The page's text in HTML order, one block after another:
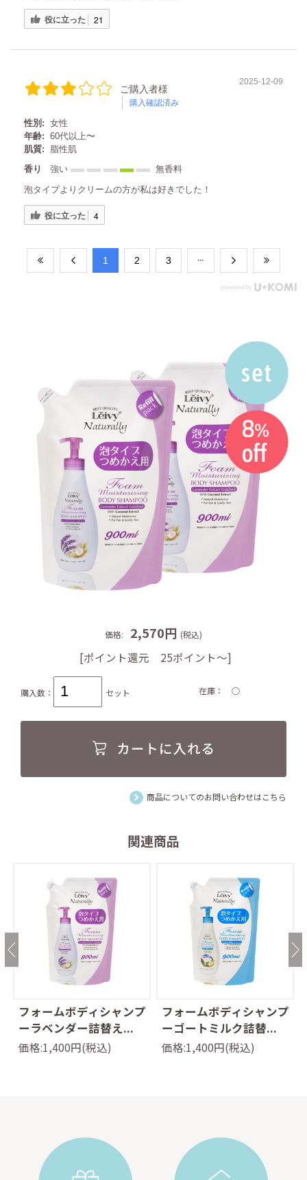
役に立った 21
ご購入者様
購入確認済み
2025-12-09
性別: 女性
年齢: 60代以上〜
肌質:
脂性肌
香り
強い
無香料
泡タイプよりクリームの方が私は好きでした！
役に立った 4
​1 ​2 ​3
価格: 2,570円 (税込)
[ポイント還元 25ポイント～]
購入数： セット 在庫 ○
商品についてのお問い合わせはこちら
関連商品
フォームボディシャンプ
ーラベンダー詰替え...
価格:1,400円(税込)
フォームボディシャンプ
ーゴートミルク詰替...
価格:1,400円(税込)